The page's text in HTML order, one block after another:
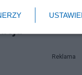
Reklama